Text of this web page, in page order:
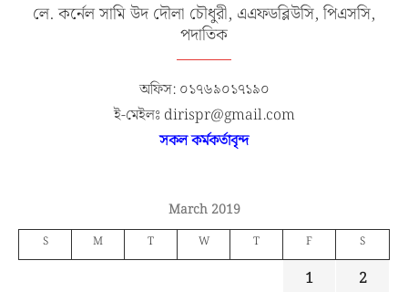
লে. কর্নেল সামি উদ দৌলা চৌধুরী, এএফডব্লিউসি, পিএসসি,
পদাতিক
অফিস: ০১৭৬৯০১৭১৯০
ই-মেইলঃ dirispr@gmail.com
সকল কর্মকর্তাবৃন্দ
March 2019
S M T W T F S
1
2